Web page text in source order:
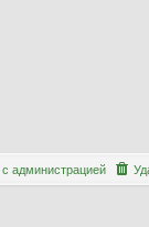
с администрацией